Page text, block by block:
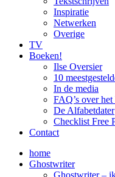
Inspiratie
Netwerken
Overige
TV
Boeken!
Ilse Oversier
10
In de media
FAQ’s over
De Alfabetdater
Checklist Free
Contact
home
Ghostwriter
Ghostwriter –